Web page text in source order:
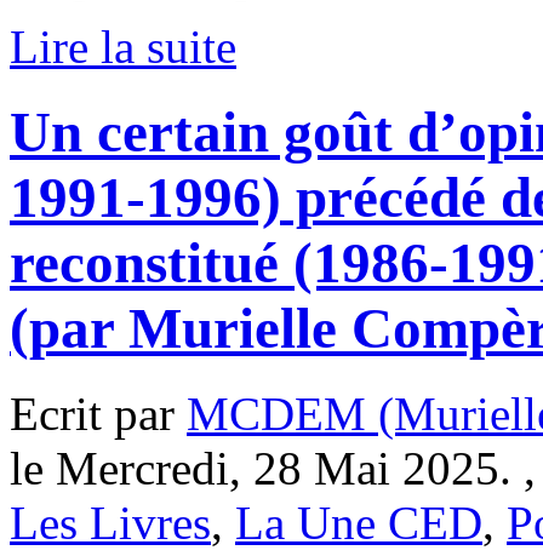
Lire la suite
Un certain goût
1991-1996) précédé
reconstitué (1986-
(par Murielle
Ecrit par MCDEM
le Mercredi, 28 Mai 2025.
Les Livres, La Une CED,